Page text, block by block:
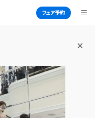
フェア予約
トグレース大聖堂
FAIR